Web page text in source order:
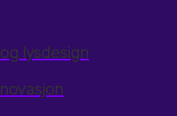
lysdesign